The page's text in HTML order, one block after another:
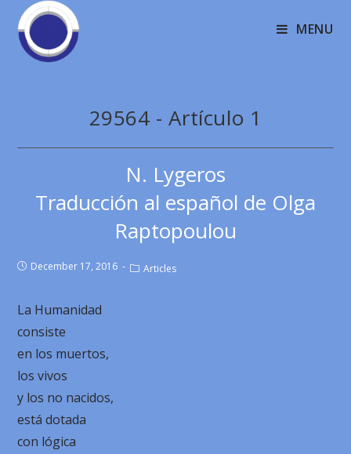
MENU
29564 - Artículo 1
N. Lygeros
Traducción al español de Olga
Raptopoulou
December 17, 2016 Articles
La Humanidad
consiste
en los muertos,
los vivos
y los no nacidos,
está dotada
con lógica